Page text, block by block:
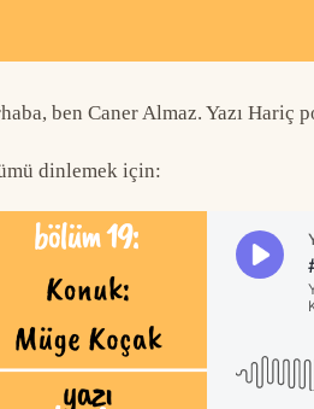
ben Caner Almaz. Yazı Hariç
dinlemek için: